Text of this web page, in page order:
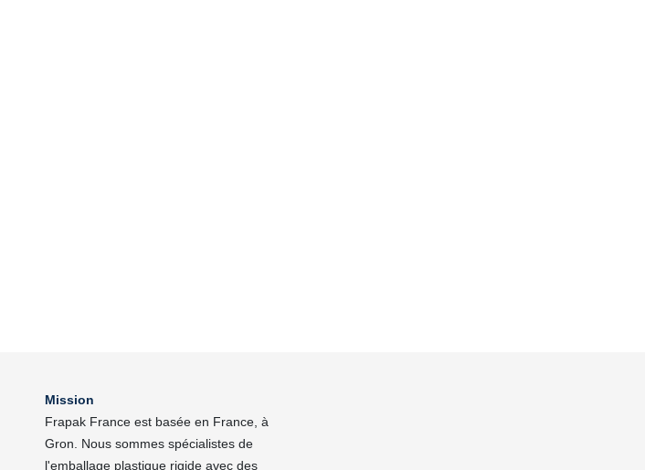
Mission
Frapak France est basée en France, à
Gron. Nous sommes spécialistes de
l'emballage plastique rigide avec des